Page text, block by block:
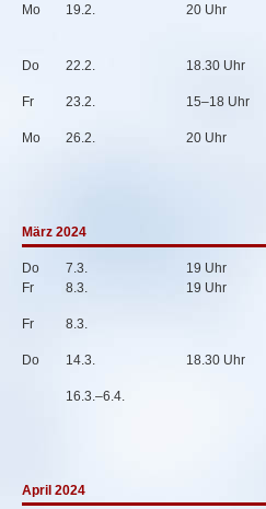
Mo 19.2. 20 Uhr
Do 22.2. 18.30 Uhr
Fr 23.2. 15–18 Uhr
Mo 26.2. 20 Uhr
März 2024
Do
Fr
7.3.
8.3.
19 Uhr
19 Uhr
Fr 8.3.
Do 14.3. 18.30 Uhr
16.3.–6.4.
April 2024